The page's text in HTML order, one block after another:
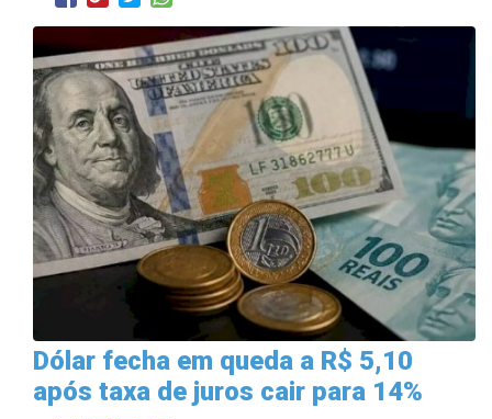
Dólar fecha em queda a R$ 5,10
após taxa de juros cair para 14%